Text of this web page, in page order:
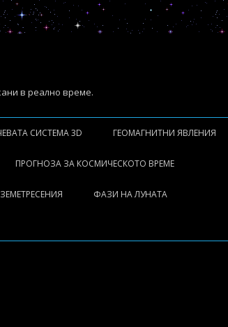
в реално време.
СИСТЕМА 3D ГЕОМАГНИТНИ ЯВЛЕНИЯ
ЛОКАЛНИ МАГНИТНИ БУРИ
МАГНИТНИ БУРИ
ПРОГНОЗА ЗА КОСМИЧЕСКОТО ВРЕМЕ
ФАЗИ НА ЛУНАТА